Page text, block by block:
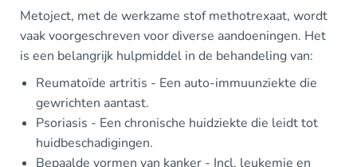
Metoject, met de werkzame stof methotrexaat, wordt
vaak voorgeschreven voor diverse aandoeningen. Het
is een belangrijk hulpmiddel in de behandeling van:
Reumatoïde artritis - Een auto-immuunziekte die
gewrichten aantast.
Psoriasis - Een chronische huidziekte die leidt tot
huidbeschadigingen.
Bepaalde vormen van kanker - Incl. leukemie en